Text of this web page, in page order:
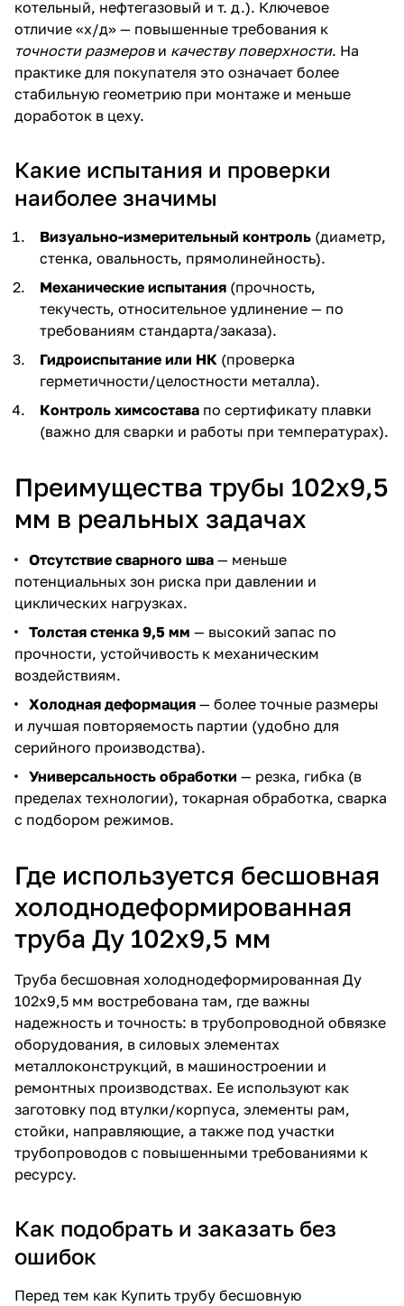
котельный, нефтегазовый и т. д.). Ключевое
отличие «х/д» — повышенные требования к
точности размерови качеству поверхности. На
практике для покупателя это означает более
стабильную геометрию при монтаже и меньше
доработок в цеху.
Какие испытания и проверки
наиболее значимы
Визуально-измерительный контроль (диаметр,
стенка, овальность, прямолинейность).
Механические испытания (прочность,
текучесть, относительное удлинение — по
требованиям стандарта/заказа).
Гидроиспытание или НК (проверка
герметичности/целостности металла).
Контроль химсостава по сертификату плавки
(важно для сварки и работы при температурах).
Преимущества трубы 102х9,5
мм в реальных задачах
Отсутствие сварного шва — меньше
потенциальных зон риска при давлении и
циклических нагрузках.
Толстая стенка 9,5 мм — высокий запас по
прочности, устойчивость к механическим
воздействиям.
Холодная деформация — более точные размеры
и лучшая повторяемость партии (удобно для
серийного производства).
Универсальность обработки — резка, гибка (в
пределах технологии), токарная обработка, сварка
с подбором режимов.
Где используется бесшовная
холоднодеформированная
труба Ду 102х9,5 мм
Труба бесшовная холоднодеформированная Ду
102х9,5 мм востребована там, где важны
надежность и точность: в трубопроводной обвязке
оборудования, в силовых элементах
металлоконструкций, в машиностроении и
ремонтных производствах. Ее используют как
заготовку под втулки/корпуса, элементы рам,
стойки, направляющие, а также под участки
трубопроводов с повышенными требованиями к
ресурсу.
Как подобрать и заказать без
ошибок
Перед тем как Купить трубу бесшовную